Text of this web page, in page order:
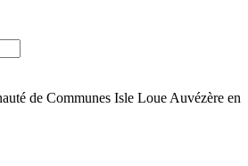
de Communes Isle Loue Auvézère en